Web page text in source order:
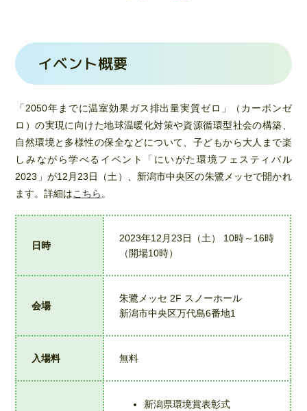
イベント概要
「2050年までに温室効果ガス排出量実質ゼロ」（カーボンゼ
ロ）の実現に向けた地球温暖化対策や資源循環型社会の構築、
自然環境と多様性の保全などについて、子どもから大人まで楽
しみながら学べるイベント「にいがた環境フェスティバル
2023」が12月23日（土）、新潟市中央区の朱鷺メッセで開かれ
ます。詳細はこちら。
日時
2023年12月23日（土） 10時～16時
（開場10時）
会場
朱鷺メッセ 2F スノーホール
新潟市中央区万代島6番地1
入場料 無料
新潟県環境賞表彰式